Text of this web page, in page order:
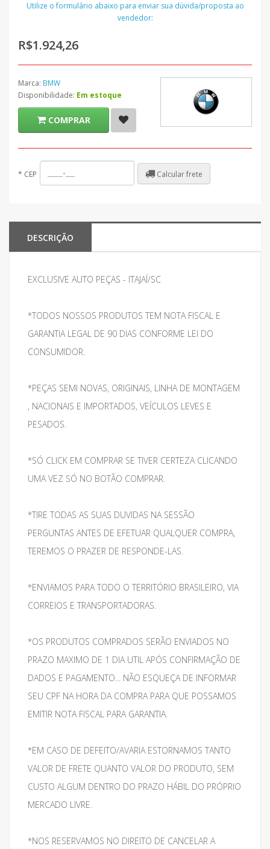
Utilize o formulário abaixo para enviar sua dúvida/proposta ao
vendedor:
R$1.924,26
Marca: BMW
Disponibilidade: Em estoque
COMPRAR
* CEP Calcular frete
DESCRIÇÃO
EXCLUSIVE AUTO PEÇAS - ITAJAÍ/SC
*TODOS NOSSOS PRODUTOS TEM NOTA FISCAL E
GARANTIA LEGAL DE 90 DIAS CONFORME LEI DO
CONSUMIDOR.
*PEÇAS SEMI NOVAS, ORIGINAIS, LINHA DE MONTAGEM
, NACIONAIS E IMPORTADOS, VEÍCULOS LEVES E
PESADOS.
*SÓ CLICK EM COMPRAR SE TIVER CERTEZA CLICANDO
UMA VEZ SÓ NO BOTÃO COMPRAR.
*TIRE TODAS AS SUAS DUVIDAS NA SESSÃO
PERGUNTAS ANTES DE EFETUAR QUALQUER COMPRA,
TEREMOS O PRAZER DE RESPONDE-LAS.
*ENVIAMOS PARA TODO O TERRITÓRIO BRASILEIRO, VIA
CORREIOS E TRANSPORTADORAS.
*OS PRODUTOS COMPRADOS SERÃO ENVIADOS NO
PRAZO MAXIMO DE 1 DIA UTIL APÓS CONFIRMAÇÃO DE
DADOS E PAGAMENTO... NÃO ESQUEÇA DE INFORMAR
SEU CPF NA HORA DA COMPRA PARA QUE POSSAMOS
EMITIR NOTA FISCAL PARA GARANTIA.
*EM CASO DE DEFEITO/AVARIA ESTORNAMOS TANTO
VALOR DE FRETE QUANTO VALOR DO PRODUTO, SEM
CUSTO ALGUM DENTRO DO PRAZO HÁBIL DO PRÓPRIO
MERCADO LIVRE.
*NOS RESERVAMOS NO DIREITO DE CANCELAR A